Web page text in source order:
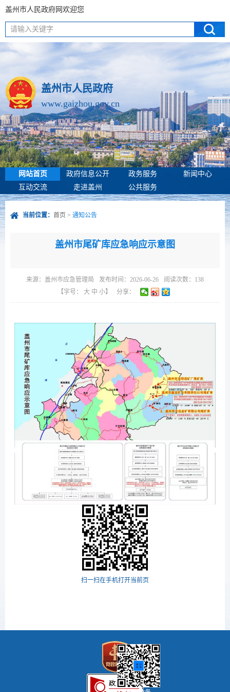
盖州市人民政府网欢迎您
请输入关键字
盖州市人民政府
www.gaizhou.gov.cn
网站首页 政府信息公开 政务服务
新闻中心
互动交流
走进盖州 公共服务
当前位置： 首页 > 通知公告
盖州市尾矿库应急响应示意图
来源： 盖州市应急管理局 发布时间：2026-06-26 阅读次数： 138
【字号： 大 中 小】 分享：
扫一扫在手机打开当前页